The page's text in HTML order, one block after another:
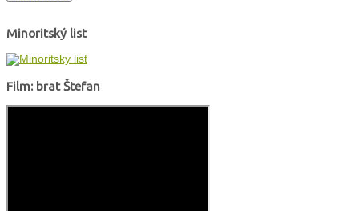
Minoritský list
Film: brat Štefan